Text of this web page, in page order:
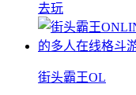
去玩
街头霸王OL